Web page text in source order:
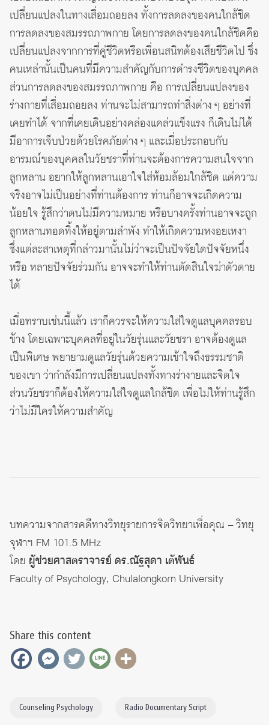
เปลี่ยนแปลงในทางเสื่อมถอยลง ทั้งการลดลงของคนใกล้ชิด
การลดลงของสมรรถภาพกาย โดยการลดลงของคนใกล้ชิดคือ
เปลี่ยนแปลงจากการที่คู่ชีวิตหรือเพื่อนสนิทต้องเสียชีวิตไป ซึ่ง
คนเหล่านั้นเป็นคนที่มีความสำคัญกับการดำรงชีวิตของบุคคล
ส่วนการลดลงของสมรรถภาพกาย คือ การเปลี่ยนแปลงของ
ร่างกายที่เสื่อมถอยลง ท่านจะไม่สามารถทำสิ่งต่าง ๆ อย่างที่
เคยทำได้ จากที่เคยเดินอย่างคล่องแคล่วแข็งแรง ก็เดินไม่ได้
มีอาการเจ็บป่วยด้วยโรคภัยต่าง ๆ และเมื่อประกอบกับ
อารมณ์ของบุคคลในวัยชราที่ท่านจะต้องการความสนใจจาก
ลูกหลาน อยากให้ลูกหลานเอาใจใส่ห้อมล้อมใกล้ชิด แต่ความ
จริงอาจไม่เป็นอย่างที่ท่านต้องการ ท่านก็อาจจะเกิดความ
น้อยใจ รู้สึกว่าตนไม่มีความหมาย หรือบางครั้งท่านอาจจะถูก
ลูกหลานทอดทิ้งให้อยู่ตามลำพัง ทำให้เกิดความหงอยเหงา
ซึ่งแต่ละสาเหตุที่กล่าวมานั้นไม่ว่าจะเป็นปัจจัยใดปัจจัยหนึ่ง
หรือ หลายปัจจัยร่วมกัน อาจจะทำให้ท่านตัดสินใจฆ่าตัวตาย
ได้
เมื่อทราบเช่นนี้แล้ว เราก็ควรจะให้ความใส่ใจดูแลบุคคลรอบ
ข้าง โดยเฉพาะบุคคลที่อยู่ในวัยรุ่นและวัยชรา อาจต้องดูแล
เป็นพิเศษ พยายามดูแลวัยรุ่นด้วยความเข้าใจถึงธรรมชาติ
ของเขา ว่ากำลังมีการเปลี่ยนแปลงทั้งทางร่างายและจิตใจ
ส่วนวัยชราก็ต้องให้ความใส่ใจดูแลใกล้ชิด เพื่อไม่ให้ท่านรู้สึก
ว่าไม่มีใครให้ความสำคัญ
บทความจากสารคดีทางวิทยุรายการจิตวิทยาเพื่อคุณ – วิทยุ
จุฬาฯ FM 101.5 MHz
โดย ผู้ช่วยศาสตราจารย์ ดร.ณัฐสุดา เต้พันธ์
Faculty of Psychology, Chulalongkorn University
Share this content
Counseling Psychology Radio Documentary Script